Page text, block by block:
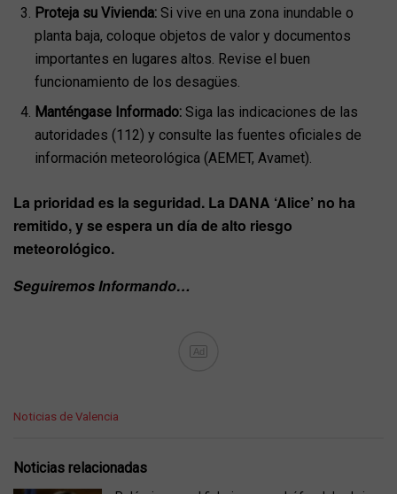
Proteja su Vivienda: Si vive en una zona inundable o
planta baja, coloque objetos de valor y documentos
importantes en lugares altos. Revise el buen
funcionamiento de los desagües.
Manténgase Informado: Siga las indicaciones de las
autoridades (112) y consulte las fuentes oficiales de
información meteorológica (AEMET, Avamet).
La prioridad es la seguridad. La DANA ‘Alice’ no ha
remitido, y se espera un día de alto riesgo
meteorológico.
Seguiremos Informando…
Ad
C
e
Noticias de Valencia
Noticias relacionadas